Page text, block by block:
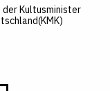
Kultusminister